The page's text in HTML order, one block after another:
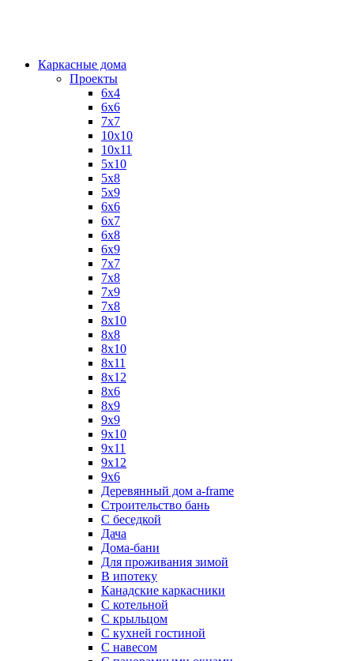
Каркасные дома
Проекты
6х4
6х6
7х7
10х10
10х11
5х10
5х8
5х9
6x6
6x7
6x8
6x9
7x7
7x8
7x9
7х8
8x10
8x8
8х10
8х11
8х12
8х6
8х9
9x9
9х10
9х11
9х12
9х6
Деревянный дом a-frame
Строительство бань
С беседкой
Дача
Дома-бани
Для проживания зимой
В ипотеку
Канадские каркасники
С котельной
С крыльцом
С кухней гостиной
С навесом